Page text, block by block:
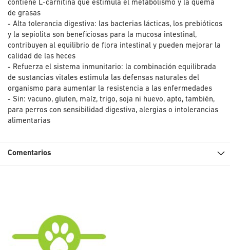
contiene L-carnitina que estimula el metabolismo y la quema
de grasas
- Alta tolerancia digestiva: las bacterias lácticas, los prebióticos
y la sepiolita son beneficiosas para la mucosa intestinal,
contribuyen al equilibrio de flora intestinal y pueden mejorar la
calidad de las heces
- Refuerza el sistema inmunitario: la combinación equilibrada
de sustancias vitales estimula las defensas naturales del
organismo para aumentar la resistencia a las enfermedades
- Sin: vacuno, gluten, maíz, trigo, soja ni huevo, apto, también,
para perros con sensibilidad digestiva, alergias o intolerancias
alimentarias
Comentarios